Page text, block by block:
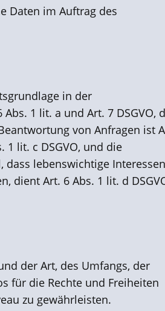
Daten im Auftrag des
in der
1 lit. a und Art. 7 DSGVO,
von Anfragen ist
lit. c DSGVO, und die
dass lebenswichtige
dient Art. 6 Abs. 1 lit. d
der Art, des Umfangs, der
für die Rechte und Freiheiten
zu gewährleisten.